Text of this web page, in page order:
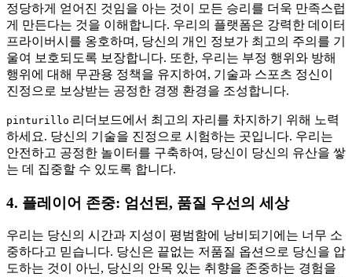
정당하게 얻어진 것임을 아는 것이 모든 승리를 더욱 만족스럽
게 만든다는 것을 이해합니다. 우리의 플랫폼은 강력한 데이터
프라이버시를 옹호하며, 당신의 개인 정보가 최고의 주의를 기
울여 보호되도록 보장합니다. 또한, 우리는 부정 행위와 방해
행위에 대해 무관용 정책을 유지하여, 기술과 스포츠 정신이
진정으로 보상받는 공정한 경쟁 환경을 조성합니다.
pinturillo 리더보드에서 최고의 자리를 차지하기 위해 노력
하세요. 당신의 기술을 진정으로 시험하는 곳입니다. 우리는
안전하고 공정한 놀이터를 구축하여, 당신이 당신의 유산을 쌓
는 데 집중할 수 있도록 합니다.
4. 플레이어 존중: 엄선된, 품질 우선의 세상
우리는 당신의 시간과 지성이 평범함에 낭비되기에는 너무 소
중하다고 믿습니다. 당신은 끝없는 저품질 옵션으로 당신을 압
도하는 것이 아닌, 당신의 안목 있는 취향을 존중하는 경험을